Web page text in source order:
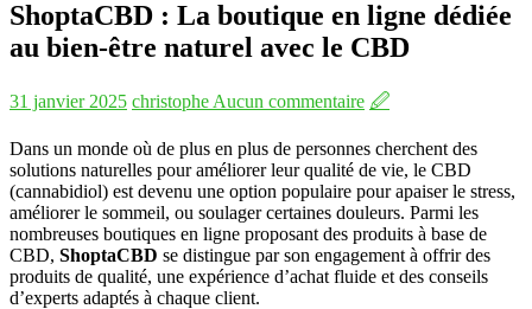
ShoptaCBD : La boutique en ligne dédiée
au bien-être naturel avec le CBD
31 janvier 2025 christophe Aucun commentaire 🖉
Dans un monde où de plus en plus de personnes cherchent des
solutions naturelles pour améliorer leur qualité de vie, le CBD
(cannabidiol) est devenu une option populaire pour apaiser le stress,
améliorer le sommeil, ou soulager certaines douleurs. Parmi les
nombreuses boutiques en ligne proposant des produits à base de
CBD, ShoptaCBD se distingue par son engagement à offrir des
produits de qualité, une expérience d’achat fluide et des conseils
d’experts adaptés à chaque client.